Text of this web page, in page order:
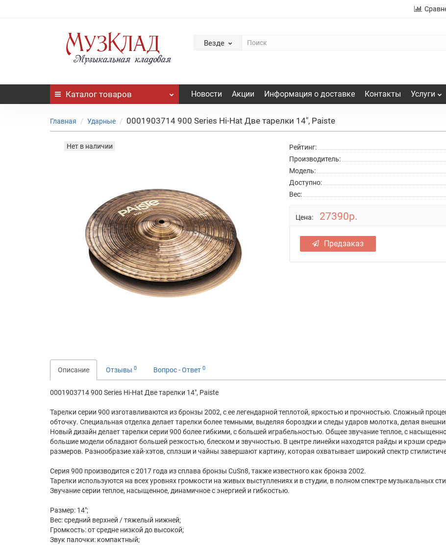
Везде
Каталог товаров Новости Акции Информация о доставке Контакты Услуги
Главная Ударные 0001903714 900 Series Hi-Hat Две тарелки 14", Paiste
Нет в наличии Рейтинг:
Производитель:
Модель:
Доступно:
Вес:
Цена: 27390р.
Предзаказ
Описание Отзывы 0 Вопрос - Ответ 0
0001903714 900 Series Hi-Hat Две тарелки 14", Paiste
Тарелки серии 900 изготавливаются из бронзы 2002, с ее легендарной теплотой, яркостью и прочностью. Сложный
обточку. Специальная отделка делает тарелки более темными, выделяя бороздки и следы ударов молотка, делая
Новый дизайн делает тарелки серии 900 более гибкими, с большей играбельностью. Общее звучание теплое, с
большие модели обладают большей резкостью, блеском и звучностью. В центре линейки находятся райды и крэши
размеров. Разнообразие хай-хэтов, сплэши и чайны завершают картину, которая охватывает широкий спектр
Серия 900 производится с 2017 года из сплава бронзы CuSn8, также известного как бронза 2002.
Тарелки используются на всех уровнях громкости на живых выступлениях и в студии, в полном спектре музыкальных
Звучание серии теплое, насыщенное, динамичное с энергией и гибкостью.
Размер: 14";
Вес: средний верхней / тяжелый нижней;
Громкость: от средне низкой до высокой;
Звук палочки: компактный;